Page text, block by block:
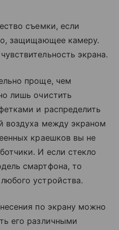
съемки, если
защищающее камеру.
экрана.
проще, чем
лишь очистить
и распределить
воздуха между экраном
краешков вы не
И если стекло
смартфона, то
устройства.
по экрану можно
его различными